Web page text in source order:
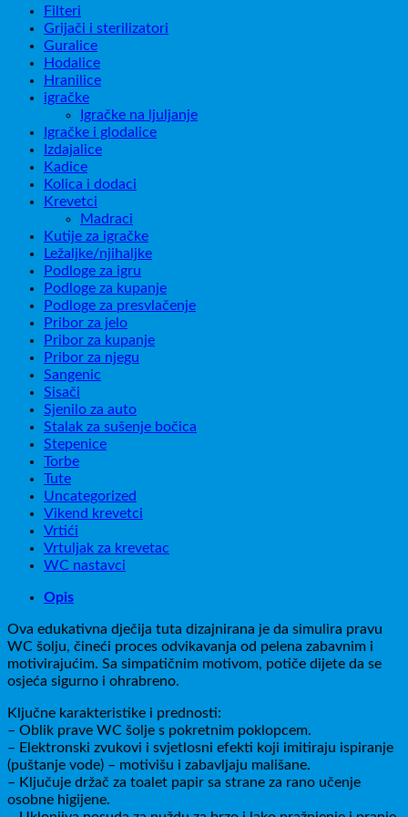
Filteri
Grijači i sterilizatori
Guralice
Hodalice
Hranilice
igračke
Igračke na ljuljanje
Igračke i glodalice
Izdajalice
Kadice
Kolica i dodaci
Krevetci
Madraci
Kutije za igračke
Ležaljke/njihaljke
Podloge za igru
Podloge za kupanje
Podloge za presvlačenje
Pribor za jelo
Pribor za kupanje
Pribor za njegu
Sangenic
Sisači
Sjenilo za auto
Stalak za sušenje bočica
Stepenice
Torbe
Tute
Uncategorized
Vikend krevetci
Vrtići
Vrtuljak za krevetac
WC nastavci
Opis
Ova edukativna dječija tuta dizajnirana je da simulira pravu
WC šolju, čineći proces odvikavanja od pelena zabavnim i
motivirajućim. Sa simpatičnim motivom, potiče dijete da se
osjeća sigurno i ohrabreno.
Ključne karakteristike i prednosti:
– Oblik prave WC šolje s pokretnim poklopcem.
– Elektronski zvukovi i svjetlosni efekti koji imitiraju ispiranje
(puštanje vode) – motivišu i zabavljaju mališane.
– Ključuje držač za toalet papir sa strane za rano učenje
osobne higijene.